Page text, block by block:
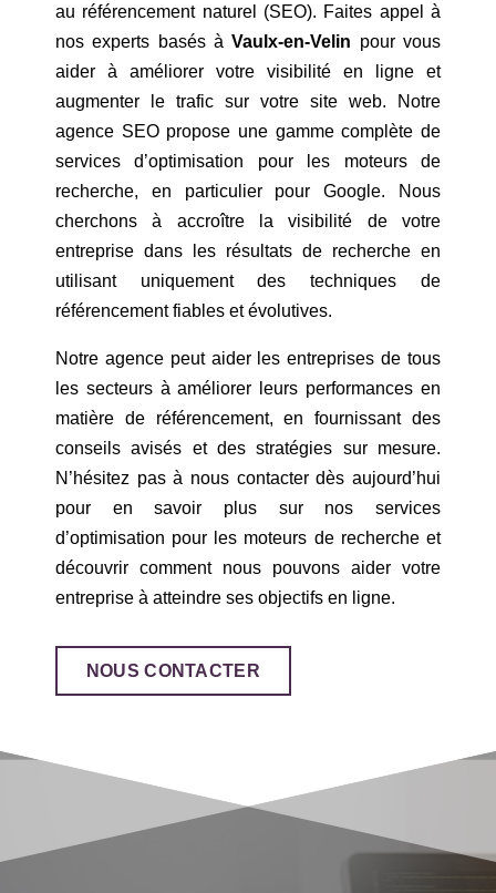
au référencement naturel (SEO). Faites appel à
nos experts basés àVaulx-en-Velin pour vous
aider à améliorer votre visibilité en ligne et
augmenter le trafic sur votre site web. Notre
agence SEO propose une gamme complète de
services d’optimisation pour les moteurs de
recherche, en particulier pour Google. Nous
cherchons à accroître la visibilité de votre
entreprise dans les résultats de recherche en
utilisant uniquement des techniques de
référencement fiables et évolutives.
Notre agence peut aider les entreprises de tous
les secteurs à améliorer leurs performances en
matière de référencement, en fournissant des
conseils avisés et des stratégies sur mesure.
N’hésitez pas à nous contacter dès aujourd’hui
pour en savoir plus sur nos services
d’optimisation pour les moteurs de recherche et
découvrir comment nous pouvons aider votre
entreprise à atteindre ses objectifs en ligne.
NOUS CONTACTER